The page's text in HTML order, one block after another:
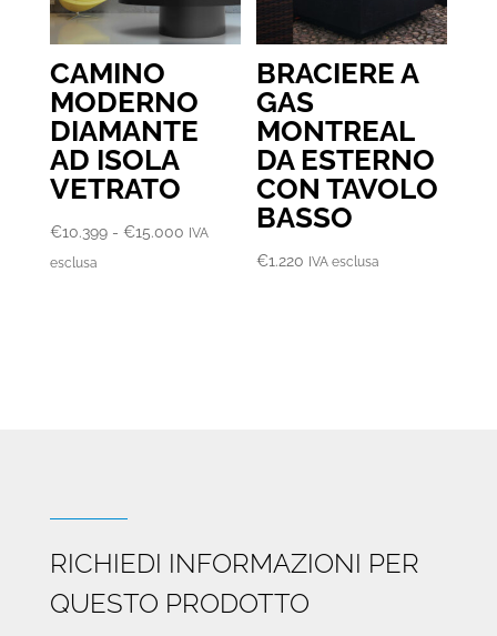
CAMINO
MODERNO
DIAMANTE
AD ISOLA
VETRATO
€10.399 - €15.000Fascia
IVA
esclusa
BRACIERE A
GAS
MONTREAL
DA ESTERNO
CON TAVOLO
BASSO
€1.220 IVA esclusa
RICHIEDI INFORMAZIONI PER
QUESTO PRODOTTO